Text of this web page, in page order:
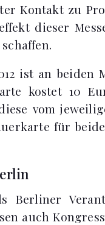
Kontakt zu
dieser
ist an
kostet 10
vom
für
Berliner
auch